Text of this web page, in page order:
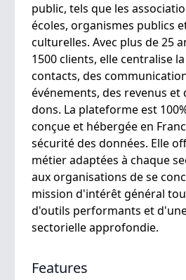
public, tels que les
écoles, organismes publics
culturelles. Avec plus de 25
1500 clients, elle centralise
contacts, des
événements, des revenus et
dons. La plateforme est
conçue et hébergée en
sécurité des données. Elle
métier adaptées à chaque
aux organisations de se
mission d'intérêt général
d'outils performants et
sectorielle approfondie.
Features